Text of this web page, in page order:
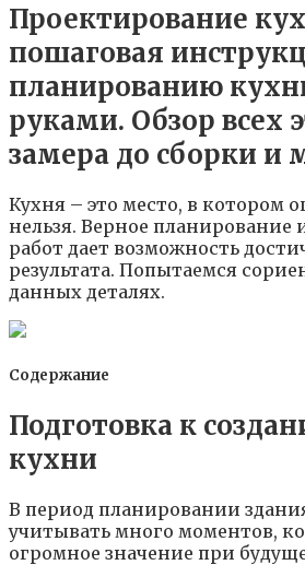
Проектирование
пошаговая
планированию
руками. Обзор всех
замера до сборки и
Кухня – это место, в котором
нельзя. Верное планирование
работ дает возможность
результата. Попытаемся
данных деталях.
Содержание
Подготовка к
кухни
В период планировании
учитывать много моментов,
огромное значение при